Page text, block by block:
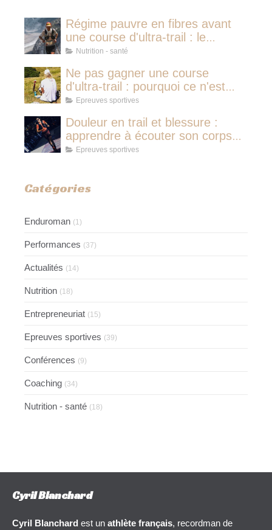
Régime pauvre en fibres avant
une course d'ultra-trail : le
protocole nutritionnel des
Nutrition - santé
Ne pas gagner une course
d'ultra-trail : pourquoi ce n'est
jamais avoir couru pour rien
Epreuves sportives
Douleur en trail et blessure :
apprendre à écouter son corps
pour ne pas perdre son identité
Epreuves sportives
Catégories
Enduroman (1)
Performances (37)
Actualités (14)
Nutrition (18)
Entrepreneuriat (15)
Epreuves sportives (39)
Conférences (9)
Coaching (34)
Nutrition - santé (18)
Cyril Blanchard
Cyril Blanchard est un athlète français, recordman de